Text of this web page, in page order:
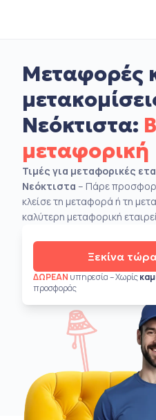
Μεταφορές
Νεόκτιστα:
μεταφορική
Τιμές για μεταφορικές
Νεόκτιστα – Πάρε
κλείσε τη μεταφορά ή τη
καλύτερη μεταφορική
Ξεκίνα
ΔΩΡΕΑΝ υπηρεσία – Χωρίς
προσφοράς